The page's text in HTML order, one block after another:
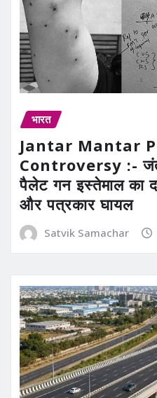
भारत
Jantar Mantar
Controversy :-
पैलेट गन इस्तेमाल का
और पत्रकार घायल
Satvik Samachar